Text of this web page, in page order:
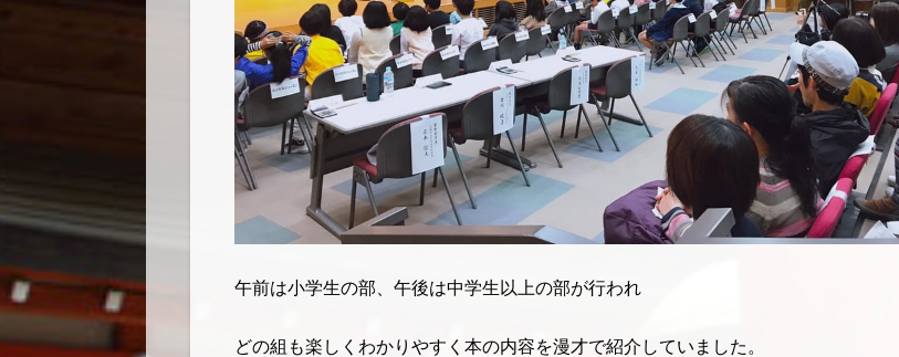
午前は小学生の部、午後は中学生以上の部が行われ
どの組も楽しくわかりやすく本の内容を漫才で紹介していました。